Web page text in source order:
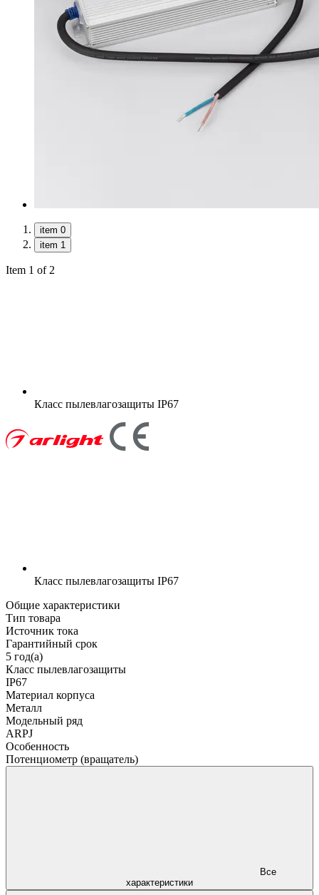
item 0
item 1
Item 1 of 2
Класс пылевлагозащиты IP67
Класс пылевлагозащиты IP67
Общие характеристики
Тип товара
Источник тока
Гарантийный срок
5 год(а)
Класс пылевлагозащиты
IP67
Материал корпуса
Металл
Модельный ряд
ARPJ
Особенность
Потенциометр (вращатель)
характеристики